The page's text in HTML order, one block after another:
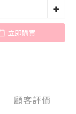
立即購買
顧客評價